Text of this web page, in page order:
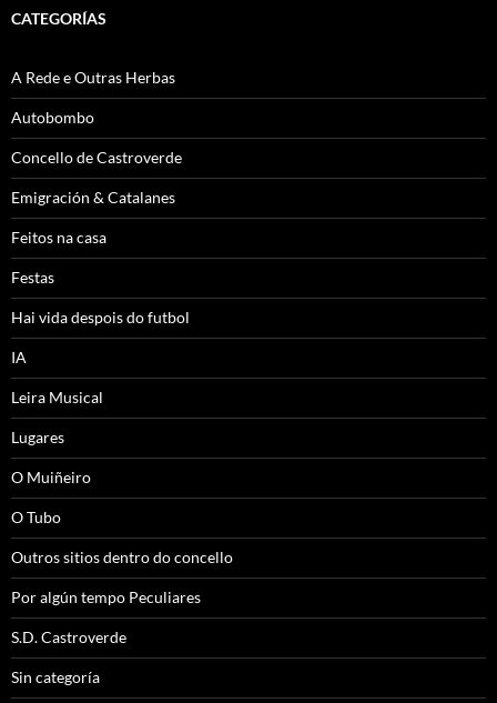
CATEGORÍAS
A Rede e Outras Herbas
Autobombo
Concello de Castroverde
Emigración & Catalanes
Feitos na casa
Festas
Hai vida despois do futbol
IA
Leira Musical
Lugares
O Muiñeiro
O Tubo
Outros sitios dentro do concello
Por algún tempo Peculiares
S.D. Castroverde
Sin categoría